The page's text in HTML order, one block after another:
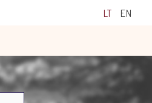
LT EN